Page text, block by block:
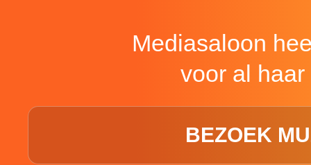
Mediasaloon
voor al
BEZOEK